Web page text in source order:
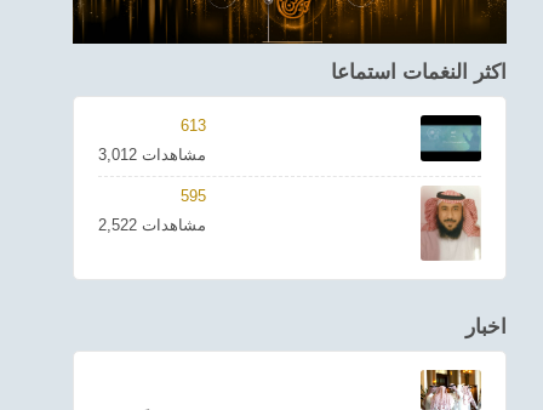
اكثر النغمات استماعا
613
3,012 مشاهدات
595
2,522 مشاهدات
اخبار